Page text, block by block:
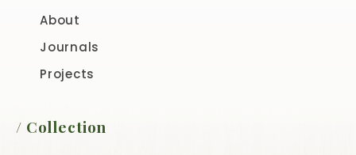
About
Journals
Projects
/ Collection